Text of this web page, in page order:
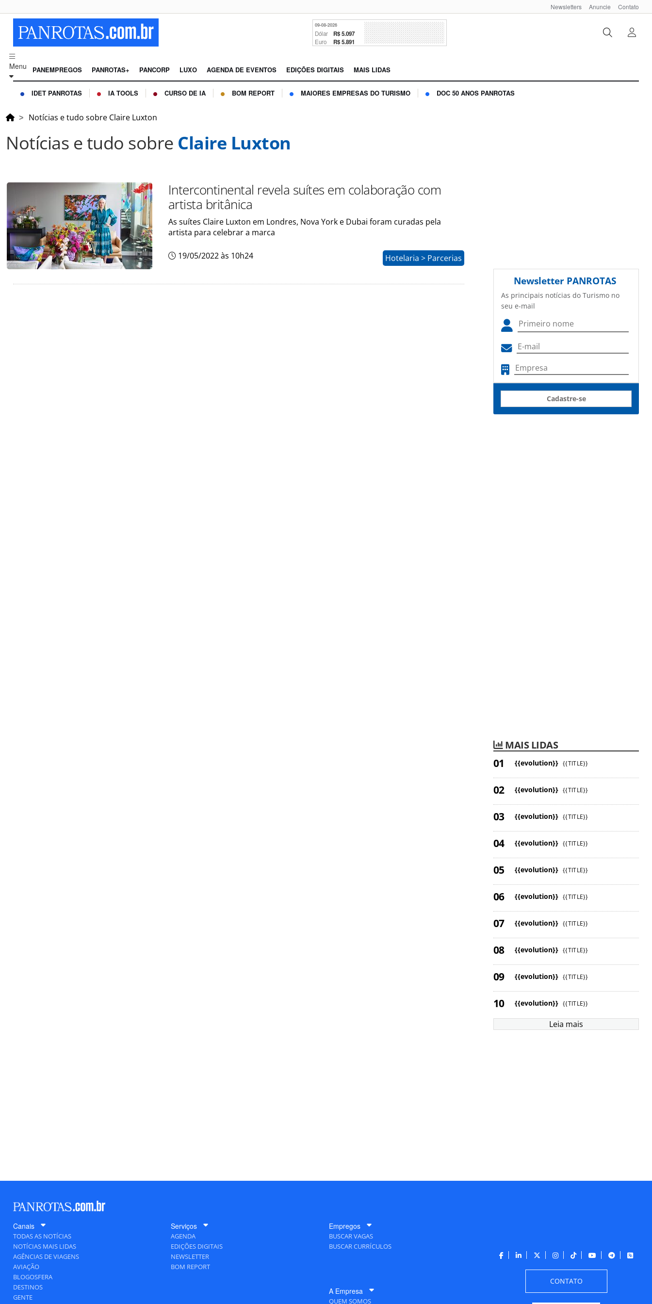
Newsletters Anuncie Contato
09-08-2026
Dólar R$ 5.097
Euro R$ 5.891
Menu PANEMPREGOS PANROTAS+ PANCORP LUXO AGENDA DE EVENTOS EDIÇÕES DIGITAIS MAIS LIDAS
IDET PANROTAS IA TOOLS CURSO DE IA BOM REPORT MAIORES EMPRESAS DO TURISMO DOC 50 ANOS PANROTAS
Notícias e tudo sobre Claire Luxton
Notícias e tudo sobre Claire Luxton
Intercontinental revela suítes em colaboração com
artista britânica
As suítes Claire Luxton em Londres, Nova York e Dubai foram curadas pela
artista para celebrar a marca
19/05/2022 às 10h24 Hotelaria > Parcerias
Newsletter PANROTAS
As principais notícias do Turismo no
seu e-mail
Cadastre-se
MAIS LIDAS
{{evolution}} {{TITLE}}
{{evolution}} {{TITLE}}
{{evolution}} {{TITLE}}
{{evolution}} {{TITLE}}
{{evolution}} {{TITLE}}
{{evolution}} {{TITLE}}
{{evolution}} {{TITLE}}
{{evolution}} {{TITLE}}
{{evolution}} {{TITLE}}
{{evolution}} {{TITLE}}
Leia mais
Canais
TODAS AS NOTÍCIAS
NOTÍCIAS MAIS LIDAS
AGÊNCIAS DE VIAGENS
AVIAÇÃO
BLOGOSFERA
DESTINOS
GENTE
Serviços
AGENDA
EDIÇÕES DIGITAIS
NEWSLETTER
BOM REPORT
Empregos
BUSCAR VAGAS
BUSCAR CURRÍCULOS
A Empresa
QUEM SOMOS
CONTATO